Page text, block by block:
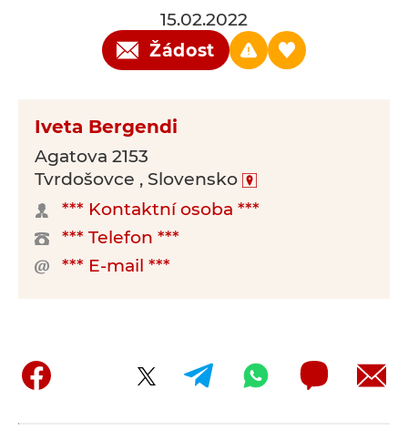
15.02.2022
Žádost
Iveta Bergendi
Agatova 2153
Tvrdošovce , Slovensko
*** Kontaktní osoba ***
*** Telefon ***
*** E-mail ***